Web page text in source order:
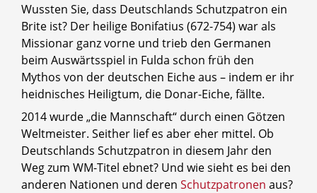
Wussten Sie, dass Deutschlands Schutzpatron ein
Brite ist? Der heilige Bonifatius (672-754) war als
Missionar ganz vorne und trieb den Germanen
beim Auswärtsspiel in Fulda schon früh den
Mythos von der deutschen Eiche aus – indem er ihr
heidnisches Heiligtum, die Donar-Eiche, fällte.
2014 wurde „die Mannschaft“ durch einen Götzen
Weltmeister. Seither lief es aber eher mittel. Ob
Deutschlands Schutzpatron in diesem Jahr den
Weg zum WM-Titel ebnet? Und wie sieht es bei den
anderen Nationen und deren Schutzpatronen aus?